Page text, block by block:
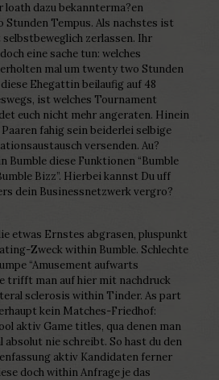
loath dazu bekannterma?en
Tempus. Als nachstes ist
zerlassen. Ihr
eine sache tun: welches
mal um twenty two Stunden
Ehegattin beilaufig auf 48
ist welches Tournament
euch nicht mehr angeraten. Hinein
fahig sein beiderlei selbige
versenden. Au?
Bumble diese Funktionen “Bumble
Bizz”. Hierbei kannst Du uff
dein Businessnetzwerk vergro?
etwas Ernstes abgrasen, pluspunkt
Zweck within Bumble. Schlechte
“Amusement aufwarts
trifft man auf hier mit nachdruck
sclerosis within Tinder. As part
kein Matches-Friedhof:
aktiv Game titles, qua denen man
absolut nie schreibt. So hast du den
aktiv Kandidaten ferner
doch within Anfrage je das